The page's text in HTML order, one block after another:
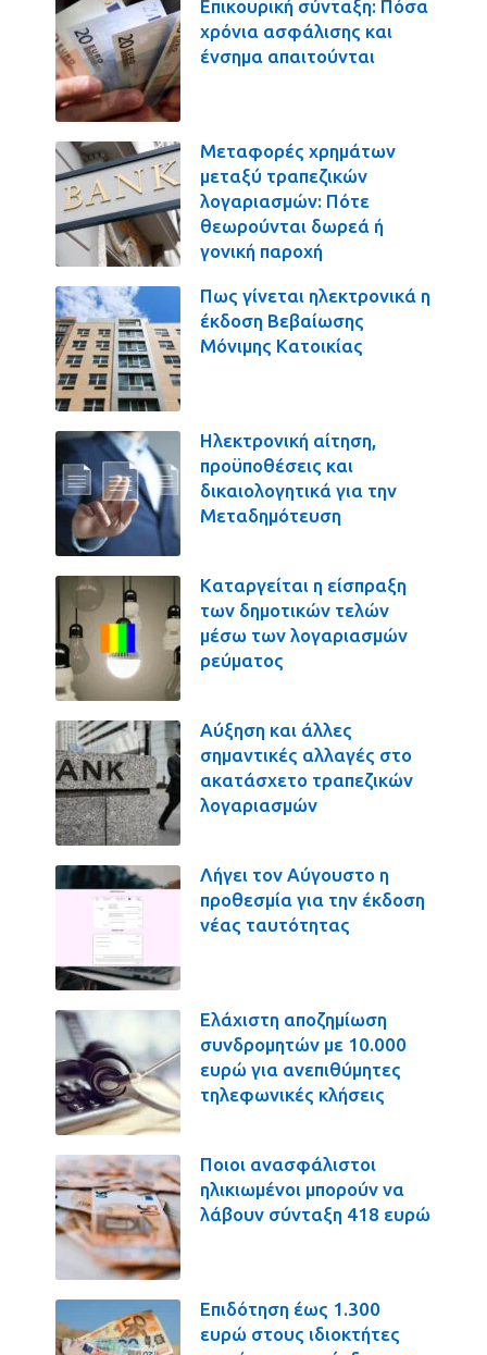
Επικουρική σύνταξη: Πόσα
χρόνια ασφάλισης και
ένσημα απαιτούνται
Μεταφορές χρημάτων
μεταξύ τραπεζικών
λογαριασμών: Πότε
θεωρούνται δωρεά ή
γονική παροχή
Πως γίνεται ηλεκτρονικά η
έκδοση Βεβαίωσης
Μόνιμης Κατοικίας
Ηλεκτρονική αίτηση,
προϋποθέσεις και
δικαιολογητικά για την
Μεταδημότευση
Καταργείται η είσπραξη
των δημοτικών τελών
μέσω των λογαριασμών
ρεύματος
Αύξηση και άλλες
σημαντικές αλλαγές στο
ακατάσχετο τραπεζικών
λογαριασμών
Λήγει τον Αύγουστο η
προθεσμία για την έκδοση
νέας ταυτότητας
Ελάχιστη αποζημίωση
συνδρομητών με 10.000
ευρώ για ανεπιθύμητες
τηλεφωνικές κλήσεις
Ποιοι ανασφάλιστοι
ηλικιωμένοι μπορούν να
λάβουν σύνταξη 418 ευρώ
Επιδότηση έως 1.300
ευρώ στους ιδιοκτήτες